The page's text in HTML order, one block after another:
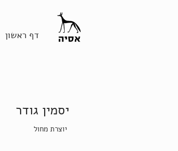
דף ראשון
יסמין גודר
יוצרת מחול